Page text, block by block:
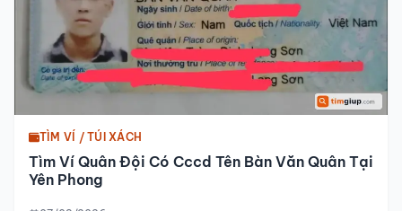
TÌM VÍ / TÚI XÁCH
Tìm Ví Quân Đội Có Cccd Tên Bàn Văn Quân Tại
Yên Phong